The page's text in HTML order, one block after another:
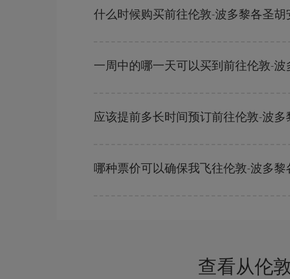
附近几天的航班（包括去程和回程），以便找到最优惠的
什么时候购买前往伦敦-波多黎各圣胡
越早购买越便宜。
一周中的哪一天可以买到前往伦敦-
的价格。
应该提前多长时间预订前往伦敦-波
哪种票价可以确保我飞往伦敦-波多
查看从伦